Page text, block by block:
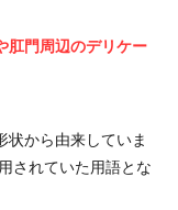
肛門周辺のデリケー
状から由来していま
されていた用語とな